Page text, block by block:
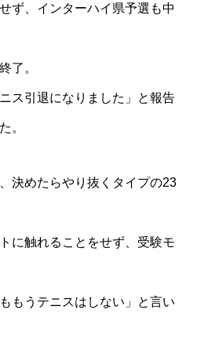
ず、インターハイ県予選も中
了。
ス引退になりました」と報告
。
決めたらやり抜くタイプの23
に触れることをせず、受験モ
もうテニスはしない」と言い